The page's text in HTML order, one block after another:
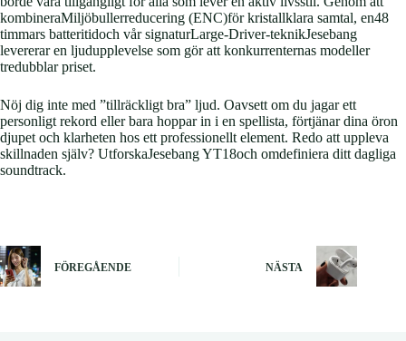
kombineraMiljöbullerreducering (ENC)för kristallklara samtal, en48
timmars batteritidoch vår signaturLarge-Driver-teknikJesebang
levererar en ljudupplevelse som gör att konkurrenternas modeller
tredubblar priset.
Nöj dig inte med ”tillräckligt bra” ljud. Oavsett om du jagar ett
personligt rekord eller bara hoppar in i en spellista, förtjänar dina öron
djupet och klarheten hos ett professionellt element. Redo att uppleva
skillnaden själv? UtforskaJesebang YT18och omdefiniera ditt dagliga
soundtrack.
FÖREGÅENDE NÄSTA